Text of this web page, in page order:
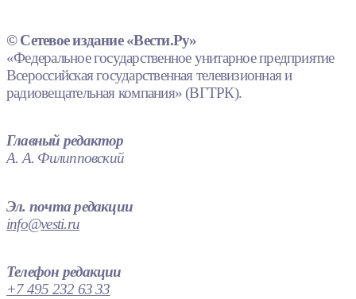
© Сетевое издание «Вести.Ру»
«Федеральное государственное унитарное предприятие
Всероссийская государственная телевизионная и
радиовещательная компания» (ВГТРК).
Главный редактор
А. А. Филипповский
Эл. почта редакции
info@vesti.ru
Телефон редакции
+7 495 232 63 33